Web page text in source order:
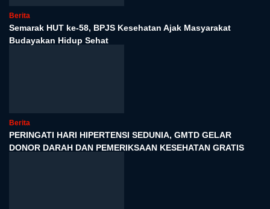
Berita
Semarak HUT ke-58, BPJS Kesehatan Ajak Masyarakat
Budayakan Hidup Sehat
Berita
PERINGATI HARI HIPERTENSI SEDUNIA, GMTD GELAR
DONOR DARAH DAN PEMERIKSAAN KESEHATAN GRATIS